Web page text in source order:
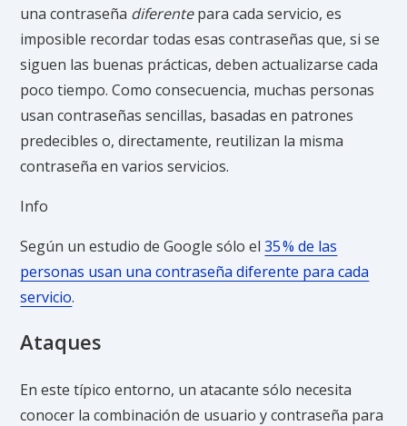
una contraseña diferentepara cada servicio, es
imposible recordar todas esas contraseñas que, si se
siguen las buenas prácticas, deben actualizarse cada
poco tiempo. Como consecuencia, muchas personas
usan contraseñas sencillas, basadas en patrones
predecibles o, directamente, reutilizan la misma
contraseña en varios servicios.
Info
Según un estudio de Google sólo el35 % de las
personas usan una contraseña diferente para cada
servicio.
Ataques
En este típico entorno, un atacante sólo necesita
conocer la combinación de usuario y contraseña para